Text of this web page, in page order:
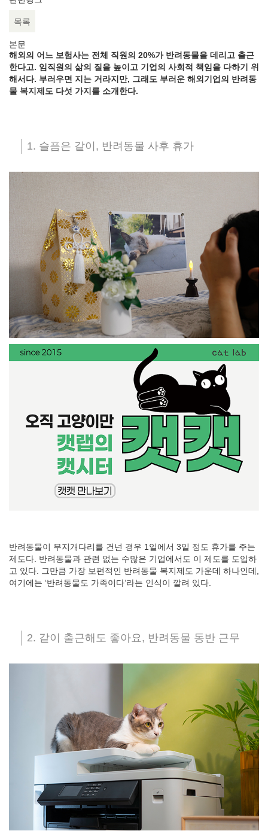
목록
본문
해외의 어느 보험사는 전체 직원의 20%가 반려동물을 데리고 출근
한다고. 임직원의 삶의 질을 높이고 기업의 사회적 책임을 다하기 위
해서다. 부러우면 지는 거라지만, 그래도 부러운 해외기업의 반려동
물 복지제도 다섯 가지를 소개한다.
1. 슬픔은 같이, 반려동물 사후 휴가
반려동물이 무지개다리를 건넌 경우 1일에서 3일 정도 휴가를 주는
제도다. 반려동물과 관련 없는 수많은 기업에서도 이 제도를 도입하
고 있다. 그만큼 가장 보편적인 반려동물 복지제도 가운데 하나인데,
여기에는 ‘반려동물도 가족이다’라는 인식이 깔려 있다.
2. 같이 출근해도 좋아요, 반려동물 동반 근무